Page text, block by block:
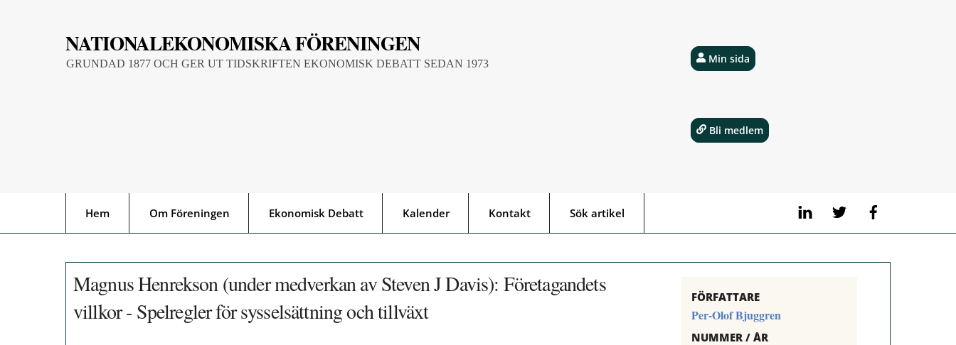
NATIONALEKONOMISKA FÖRENINGEN
GRUNDAD 1877 OCH GER UT TIDSKRIFTEN EKONOMISK DEBATT SEDAN 1973
LinkedIn Twitter
Hem Om Föreningen Ekonomisk Debatt Kalender Kontakt Sök artikel
Min sida
Bli medlem
Magnus Henrekson (under medverkan av Steven J Davis): Företagandets
villkor - Spelregler för sysselsättning och tillväxt
FÖRFATTARE
Per-Olof Bjuggren
NUMMER / ÅR